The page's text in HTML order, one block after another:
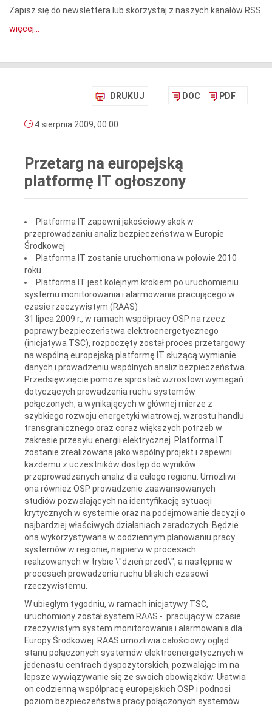
Zapisz się do newslettera lub skorzystaj z naszych kanałów RSS.
więcej...
DRUKUJ DOC PDF
4 sierpnia 2009, 00:00
Przetarg na europejską
platformę IT ogłoszony
Platforma IT zapewni jakościowy skok w
przeprowadzaniu analiz bezpieczeństwa w Europie
Środkowej
Platforma IT zostanie uruchomiona w połowie 2010
roku
Platforma IT jest kolejnym krokiem po uruchomieniu
systemu monitorowania i alarmowania pracującego w
czasie rzeczywistym (RAAS)
31 lipca 2009 r., w ramach współpracy OSP na rzecz
poprawy bezpieczeństwa elektroenergetycznego
(inicjatywa TSC), rozpoczęty został proces przetargowy
na wspólną europejską platformę IT służącą wymianie
danych i prowadzeniu wspólnych analiz bezpieczeństwa.
Przedsięwzięcie pomoże sprostać wzrostowi wymagań
dotyczących prowadzenia ruchu systemów
połączonych, a wynikających w głównej mierze z
szybkiego rozwoju energetyki wiatrowej, wzrostu handlu
transgranicznego oraz coraz większych potrzeb w
zakresie przesyłu energii elektrycznej. Platforma IT
zostanie zrealizowana jako wspólny projekt i zapewni
każdemu z uczestników dostęp do wyników
przeprowadzanych analiz dla całego regionu. Umożliwi
ona również OSP prowadzenie zaawansowanych
studiów pozwalających na identyfikację sytuacji
krytycznych w systemie oraz na podejmowanie decyzji o
najbardziej właściwych działaniach zaradczych. Będzie
ona wykorzystywana w codziennym planowaniu pracy
systemów w regionie, najpierw w procesach
realizowanych w trybie \"dzień przed\", a następnie w
procesach prowadzenia ruchu bliskich czasowi
rzeczywistemu.
W ubiegłym tygodniu, w ramach inicjatywy TSC,
uruchomiony został system RAAS - pracujący w czasie
rzeczywistym system monitorowania i alarmowania dla
Europy Środkowej. RAAS umożliwia całościowy ogląd
stanu połączonych systemów elektroenergetycznych w
jedenastu centrach dyspozytorskich, pozwalając im na
lepsze wywiązywanie się ze swoich obowiązków. Ułatwia
on codzienną współpracę europejskich OSP i podnosi
poziom bezpieczeństwa pracy połączonych systemów